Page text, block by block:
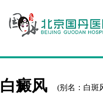
白癜风 (别名：白斑